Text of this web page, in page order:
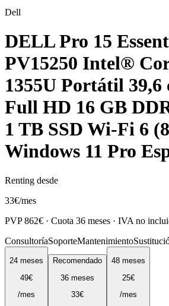
Dell
DELL Pro 15
PV15250 Intel®
1355U Portátil 39,6
Full HD 16 GB
1 TB SSD Wi-Fi 6
Windows 11 Pro
Renting desde
33€/mes
PVP862€ · Cuota 36 meses · IVA no
ConsultoríaSoporteMantenimiento
24 meses
49€
/mes
Recomendado
36 meses
33€
48 meses
25€
/mes